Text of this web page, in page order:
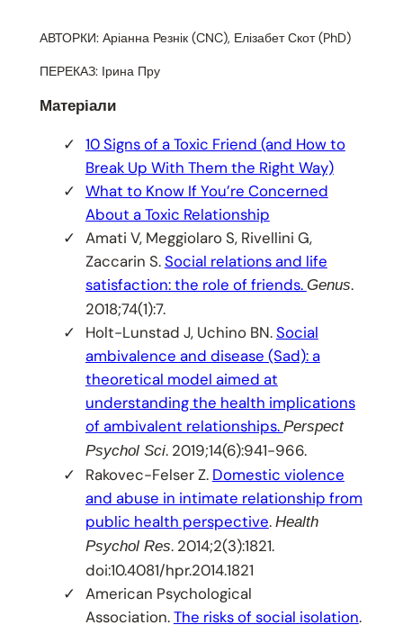
АВТОРКИ: Аріанна Резнік (CNC), Елізабет Скот (PhD)
ПЕРЕКАЗ: Ірина Пру
Матеріали
10 Signs of a Toxic Friend (and How to
Break Up With Them the Right Way)
What to Know If You’re Concerned
About a Toxic Relationship
Amati V, Meggiolaro S, Rivellini G,
Zaccarin S.Social relations and life
satisfaction: the role of friends. Genus.
2018;74(1):7.
Holt-Lunstad J, Uchino BN.Social
ambivalence and disease (Sad): a
theoretical model aimed at
understanding the health implications
of ambivalent relationships. Perspect
Psychol Sci. 2019;14(6):941-966.
Rakovec-Felser Z. Domestic violence
and abuse in intimate relationship from
public health perspective. Health
Psychol Res. 2014;2(3):1821.
doi:10.4081/hpr.2014.1821
American Psychological
Association.The risks of social isolation.